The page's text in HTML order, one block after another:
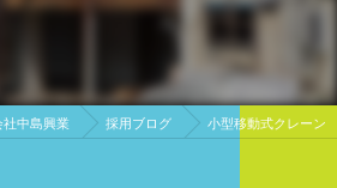
中島興業 採用ブログ 小型移動式クレーン